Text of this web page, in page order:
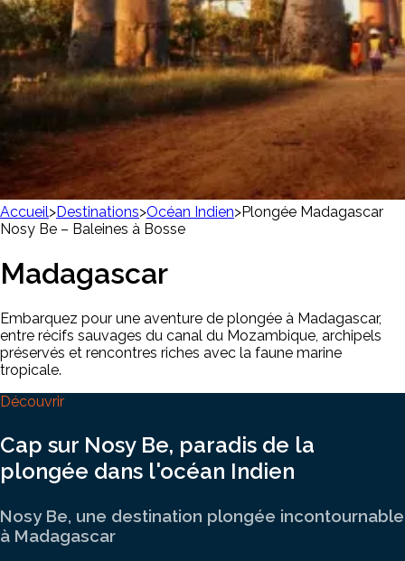
Accueil>Destinations>Océan Indien>Plongée Madagascar
Nosy Be – Baleines à Bosse
Madagascar
Embarquez pour une aventure de plongée à Madagascar,
entre récifs sauvages du canal du Mozambique, archipels
préservés et rencontres riches avec la faune marine
tropicale.
Découvrir
Cap sur Nosy Be, paradis de la
plongée dans l'océan Indien
Nosy Be, une destination plongée incontournable
à Madagascar